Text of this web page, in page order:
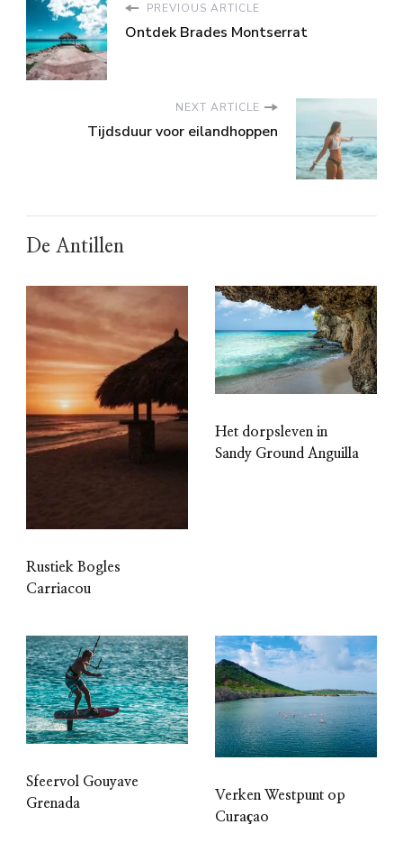
PREVIOUS ARTICLE
Ontdek Brades Montserrat
NEXT ARTICLE
Tijdsduur voor eilandhoppen
De Antillen
Rustiek Bogles
Carriacou
Het dorpsleven in
Sandy Ground Anguilla
Sfeervol Gouyave
Grenada
Verken Westpunt op
Curaçao